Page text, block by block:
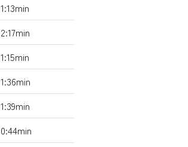
1:13min
2:17min
1:15min
1:36min
1:39min
0:44min